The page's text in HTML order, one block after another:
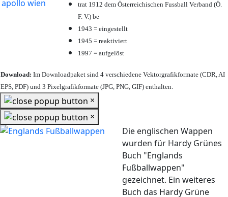
trat 1912 dem Österreichischen Fussball Verband (Ö.
F. V.) be
1943 = eingestellt
1945 = reaktiviert
1997 = aufgelöst
Download: Im Downloadpaket sind 4 verschiedene Vektorgrafikformate (CDR, AI
EPS, PDF) und 3 Pixelgrafikformate (JPG, PNG, GIF) enthalten.
×
×
Die englischen Wappen
wurden für Hardy Grünes
Buch "Englands
Fußballwappen"
gezeichnet. Ein weiteres
Buch das Hardy Grüne